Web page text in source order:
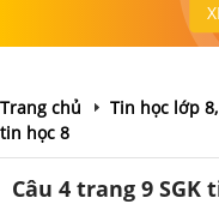
Trang chủ
Tin học lớp
tin học 8
Câu 4 trang 9 SGK